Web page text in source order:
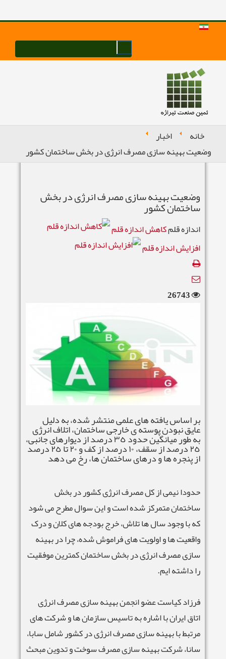
خانه
اخبار
وضعیت بهینه سازی مصرف انرژی در بخش ساختمان کشور
وضعیت بهینه سازی مصرف انرژی در بخش
ساختمان کشور
اندازه قلمکاهش اندازه قلم
افزایش اندازه قلم
26743
بر اساس یافته های علمی منتشر شده، به دلیل
عایق نبودن پوسته ی خارجی ساختمان، اتلاف انرژی
به طور میانگین حدود ٣٥ درصد از دیوارهای جانبی،
٢٥ درصد از سقف، ١٠ درصد از کف و ٢٠ تا ٢٥ درصد
از پنجره ها و درهای ساختمان ها، رخ می دهد
حدودا نیمی از کل مصرف انرژی کشور در بخش
ساختمان متمرکز شده است و این سوال مطرح می شود
که با وجود سال ها تلاش، خرج بودجه های کلان و درک
واقعیت ها و اولویت های فراموش شده، چرا در بهینه
سازی مصرف انرژی در بخش ساختمان کمترین موفقیت
را داشته ایم.
فرزاد کیاست عضو انجمن بهینه سازی مصرف انرژی
اتاق ایران با اشاره به تاسیس سازمان ها و شرکت های
مرتبط با بهینه سازی مصرف انرژی در کشور شامل سابا،
سانا، شرکت بهینه سازی مصرف سوخت و تدوین مبحث